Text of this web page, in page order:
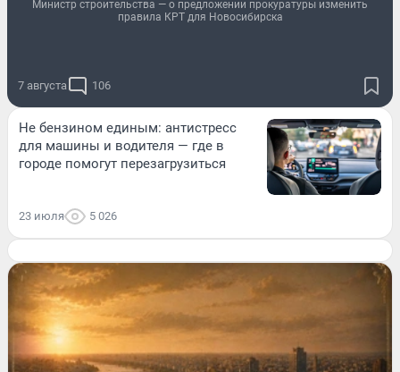
Министр строительства — о предложении прокуратуры изменить
правила КРТ для Новосибирска
7 августа 106
Не бензином единым: антистресс
для машины и водителя — где в
городе помогут перезагрузиться
23 июля 5 026